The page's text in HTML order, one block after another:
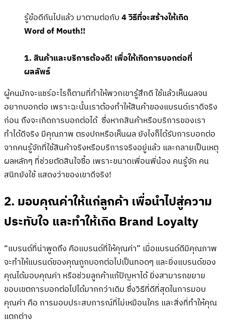
รู้ข้อดีกันไปแล้ว มาตามต่อกับ4 วิธีที่จะสร้างให้เกิด
Word of Mouth!!
1. สินค้าและบริการต้องดี! เพื่อให้เกิดการบอกต่อที่
ผลลัพธ์
ผู้คนมักจะแชร์อะไรก็ตามที่ทำให้พวกเขารู้สึกดี ใช้แล้วเห็นผลจน
อยากบอกต่อ เพราะฉะนั้นเราต้องทำให้สินค้าของแบรนด์เราดีจริง
ก่อน ถึงจะเกิดการบอกต่อได้ ซึ่งหากสินค้าหรือบริการของเรา
ทำได้ดีจริง มีคุณภาพ ตรงปกหรือเห็นผล ยังไงก็ได้รับการบอกต่อ
จากคนรู้จักที่ใช้สินค้าจริงหรือบริการจริงอยู่แล้ว และกลายเป็นเหตุ
ผลหลักๆ ที่ช่วยตัดสินใจซื้อ เพราะขนาดเพื่อนพี่น้อง คนรู้จัก คน
สนิทยังใช้ แสดงว่าของเขาดีจริง!
2. มอบคุณค่าให้แก่ลูกค้า เพื่อนำไปสู่ความ
ประทับใจ และทำให้เกิด Brand Loyalty
“แบรนด์ที่น่าพูดถึง คือแบรนด์ที่ให้คุณค่า” เมื่อแบรนด์ดีมีคุณภาพ
จะทำให้แบรนด์ของคุณถูกบอกต่อไปเป็นทอดๆ และยิ่งแบรนด์ของ
คุณได้มอบคุณค่า หรือช่วยลูกค้าแก้ปัญหาได้ ยิ่งสามารถขยาย
ขอบเขตการบอกต่อไปได้มากกว่าเดิม ซึ่งวิธีที่ดีที่สุดในการมอบ
คุณค่า คือ การมอบประสบการณ์ที่ไม่เหมือนใคร และสิ่งที่ทำให้คุณ
แตกต่าง